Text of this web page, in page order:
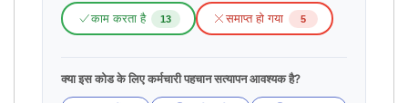
काम करता है 13 समाप्त हो गया 5
क्या इस कोड के लिए कर्मचारी पहचान सत्यापन आवश्यक है?